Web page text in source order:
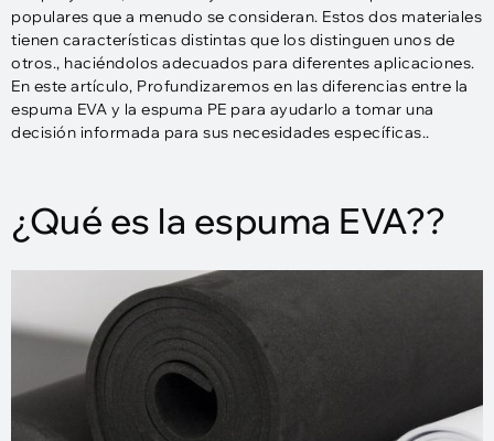
populares que a menudo se consideran. Estos dos materiales
tienen características distintas que los distinguen unos de
otros., haciéndolos adecuados para diferentes aplicaciones.
En este artículo, Profundizaremos en las diferencias entre la
espuma EVA y la espuma PE para ayudarlo a tomar una
decisión informada para sus necesidades específicas..
¿Qué es la espuma EVA??